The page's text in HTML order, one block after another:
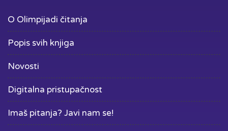
O Olimpijadi čitanja
Popis svih knjiga
Novosti
Digitalna pristupačnost
Imaš pitanja? Javi nam se!